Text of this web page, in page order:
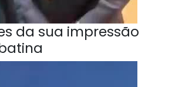
da sua impressão